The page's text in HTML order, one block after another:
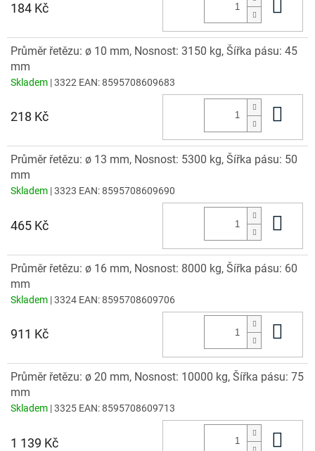
184 Kč
Průměr řetězu: ø 10 mm, Nosnost: 3150 kg, Šířka pásu: 45
mm
Skladem | 3322 EAN:8595708609683
218 Kč
Průměr řetězu: ø 13 mm, Nosnost: 5300 kg, Šířka pásu: 50
mm
Skladem | 3323 EAN:8595708609690
465 Kč
Průměr řetězu: ø 16 mm, Nosnost: 8000 kg, Šířka pásu: 60
mm
Skladem | 3324 EAN:8595708609706
911 Kč
Průměr řetězu: ø 20 mm, Nosnost: 10000 kg, Šířka pásu: 75
mm
Skladem | 3325 EAN:8595708609713
1 139 Kč